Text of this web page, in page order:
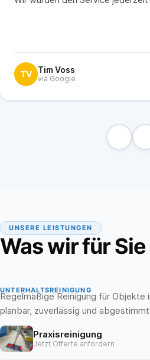
TV Tim Voss
via Google
UNSERE LEISTUNGEN
Was wir für
UNTERHALTSREINIGUNG
Regelmäßige Reinigung für Objekte
planbar, zuverlässig und
Praxisreinigung
Jetzt Offerte anfordern